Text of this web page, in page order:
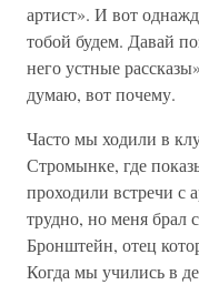
артист». И вот
тобой будем. Давай
него устные
думаю, вот почему.
Часто мы ходили в
Стромынке, где
проходили встречи с
трудно, но меня брал
Бронштейн, отец
Когда мы учились в